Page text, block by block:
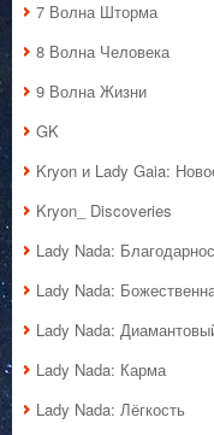
7 Волна Шторма
8 Волна Человека
9 Волна Жизни
GK
Kryon и Lady Gaia:
Kryon_ Discoveries
Lady Nada:
Lady Nada:
Lady Nada:
Lady Nada: Карма
Lady Nada: Лёгкость